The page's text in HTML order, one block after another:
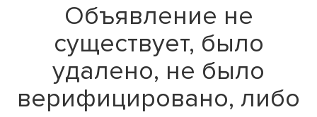
Объявление не
существует, было
удалено, не было
верифицировано, либо